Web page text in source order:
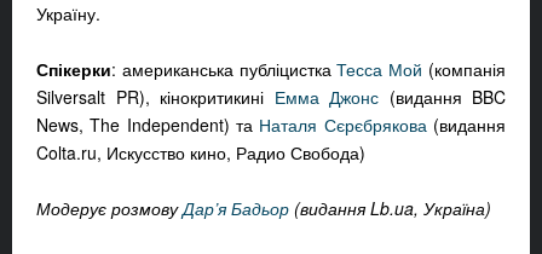
Україну.
Спікерки: американська публіцисткаТесса Мой (компанія
Silversalt PR), кінокритикині Емма Джонс (видання BBC
News, The Independent) та Наталя Сєрєбрякова(видання
Colta.ru, Искусство кино, Радио Свобода)
Модерує розмовуДар’я Бадьор (видання Lb.ua, Україна)